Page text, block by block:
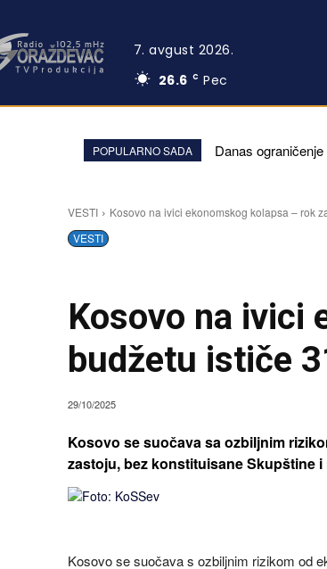
7. avgust 2026.
26.6 C Pec
POPULARNO SADA Danas
VESTI
Kosovo na ivici ekonomskog kolapsa – rok
VESTI
Kosovo na ivici
budžetu ističe
29/10/2025
Kosovo se suočava sa ozbiljnim
zastoju, bez konstituisane Skupštine i
Kosovo se suočava s ozbiljnim rizikom od